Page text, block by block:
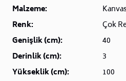
Malzeme:
Renk:
Çok
Genişlik (cm):
40
Derinlik (cm):
3
Yükseklik (cm):
100